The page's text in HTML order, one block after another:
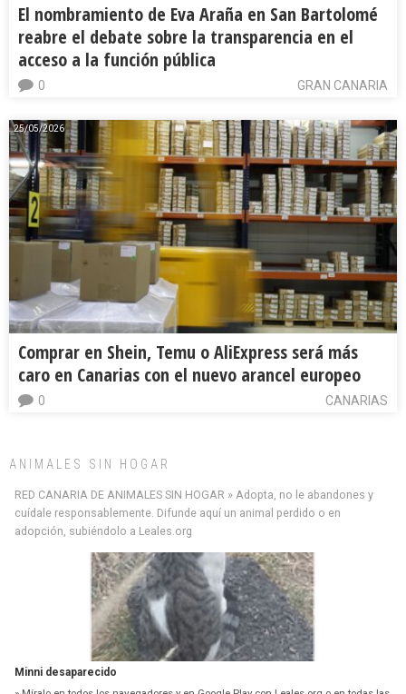
El nombramiento de Eva Araña en San Bartolomé
reabre el debate sobre la transparencia en el
acceso a la función pública
GRAN CANARIA
0
25/05/2026
Comprar en Shein, Temu o AliExpress será más
caro en Canarias con el nuevo arancel europeo
CANARIAS
0
ANIMALES SIN HOGAR
RED CANARIA DE ANIMALES SIN HOGAR » Adopta, no le abandones y
cuídale responsablemente. Difunde aquí un animal perdido o en
adopción, subiéndolo a Leales.org
Siami Perdida